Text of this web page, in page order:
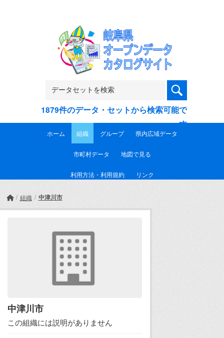
1879件のデータ・セットから検索可能で
す
ホーム 組織 グループ 県内広域データ
市町村データ 地図で見る
利用方法・利用規約 リンク
組織 中津川市
中津川市
この組織には説明がありません